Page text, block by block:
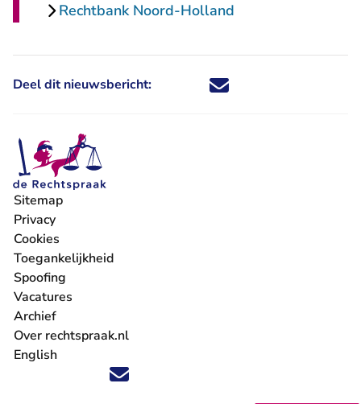
Rechtbank Noord-Holland
Deel dit nieuwsbericht: Deel dit nieuwsbericht via X -
Deel dit nieuwsbericht via
Deel dit nieuwsbericht
Deel dit
Volg ons op X (Twitter) - U verlaat Rechtspraak.nl
Volg ons op Facebook - U verlaat Rechtspraak.nl
Volg ons op Instagram - U verlaat Rechtspraak.nl
Volg ons op Youtube - U verlaat Rechtspraak.nl
Volg ons op LinkedIn - U verlaat
'Blijf op de hoogte' nieuwsbrief - U verlaat
Sitemap
Privacy
Cookies
Toegankelijkheid
Spoofing
Vacatures
- U verlaat Rechtspraak.nl
Archief
Over rechtspraak.nl
English